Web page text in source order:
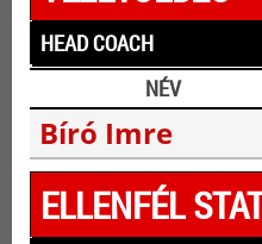
HEAD COACH
NÉV
Bíró Imre
ELLENFÉL